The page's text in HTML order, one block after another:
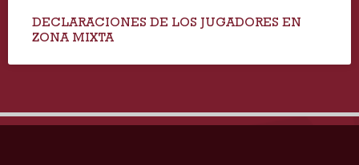
DECLARACIONES DE LOS JUGADORES EN
ZONA MIXTA